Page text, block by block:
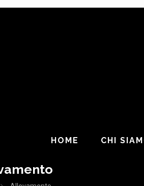
HOME CHI